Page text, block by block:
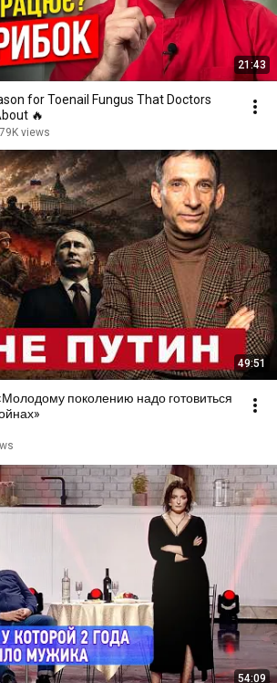
21:43
for Toenail Fungus That Doctors
🔥
79K views
49:51
поколению надо готовиться
54:09